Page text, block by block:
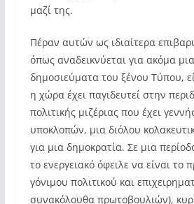
μαζί της.
Πέραν αυτών ως ιδιαίτερα
όπως αναδεικνύεται για ακόμα
δημοσιεύματα του ξένου Τύπου,
η χώρα έχει παγιδευτεί στην
πολιτικής μιζέριας που έχει
υποκλοπών, μια διόλου
για μια δημοκρατία. Σε μια
το ενεργειακό όφειλε να είναι το
γόνιμου πολιτικού και
συνακόλουθα πρωτοβουλιών),